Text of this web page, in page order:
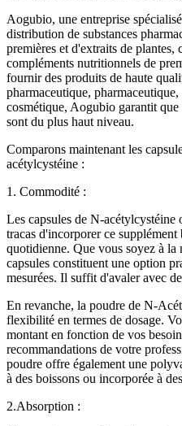
Aogubio, une entreprise
distribution de substances
premières et d'extraits de plantes,
compléments nutritionnels de
fournir des produits de haute
pharmaceutique,
cosmétique, Aogubio garantit
sont du plus haut niveau.
Comparons maintenant les
acétylcystéine :
1. Commodité :
Les capsules de N-
tracas d'incorporer ce
quotidienne. Que vous soyez à la
capsules constituent une option
mesurées. Il suffit d'avaler avec
En revanche, la poudre de N-
flexibilité en termes de dosage.
montant en fonction de vos
recommandations de votre
poudre offre également une
à des boissons ou incorporée à
2.Absorption :